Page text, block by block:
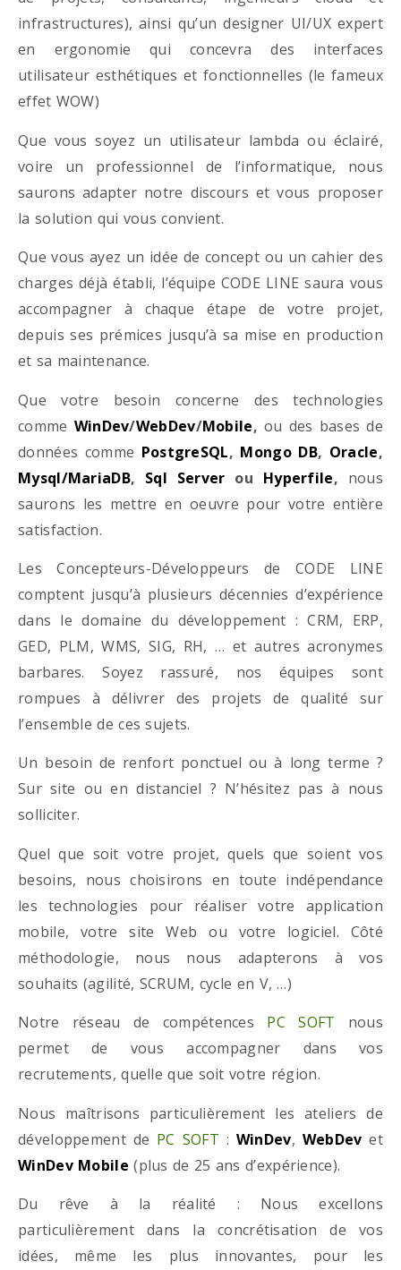
infrastructures), ainsi qu’un designer UI/UX expert
en ergonomie qui concevra des interfaces
utilisateur esthétiques et fonctionnelles (le fameux
effet WOW)
Que vous soyez un utilisateur lambda ou éclairé,
voire un professionnel de l’informatique, nous
saurons adapter notre discours et vous proposer
la solution qui vous convient.
Que vous ayez un idée de concept ou un cahier des
charges déjà établi, l’équipe CODE LINE saura vous
accompagner à chaque étape de votre projet,
depuis ses prémices jusqu’à sa mise en production
et sa maintenance.
Que votre besoin concerne des technologies
comme WinDev/WebDev/Mobile, ou des bases de
données comme PostgreSQL, Mongo DB, Oracle,
Mysql/MariaDB, Sql Server ou Hyperfile, nous
saurons les mettre en oeuvre pour votre entière
satisfaction.
Les Concepteurs-Développeurs de CODE LINE
comptent jusqu’à plusieurs décennies d’expérience
dans le domaine du développement : CRM, ERP,
GED, PLM, WMS, SIG, RH, … et autres acronymes
barbares. Soyez rassuré, nos équipes sont
rompues à délivrer des projets de qualité sur
l’ensemble de ces sujets.
Un besoin de renfort ponctuel ou à long terme ?
Sur site ou en distanciel ? N’hésitez pas à nous
solliciter.
Quel que soit votre projet, quels que soient vos
besoins, nous choisirons en toute indépendance
les technologies pour réaliser votre application
mobile, votre site Web ou votre logiciel. Côté
méthodologie, nous nous adapterons à vos
souhaits (agilité, SCRUM, cycle en V, …)
Notre réseau de compétences PC SOFT nous
permet de vous accompagner dans vos
recrutements, quelle que soit votre région.
Nous maîtrisons particulièrement les ateliers de
développement de PC SOFT : WinDev, WebDev et
WinDev Mobile (plus de 25 ans d’expérience).
Du rêve à la réalité : Nous excellons
particulièrement dans la concrétisation de vos
idées, même les plus innovantes, pour les